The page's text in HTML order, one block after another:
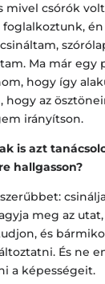
mivel csórók
Ma már egy
hogy így
hogy az
irányítson.
is azt
hallgasson?
meg az
és
És ne
a képességeit.